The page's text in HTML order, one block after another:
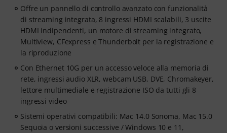
Offre un pannello di controllo avanzato con funzionalità
di streaming integrata, 8 ingressi HDMI scalabili, 3 uscite
HDMI indipendenti, un motore di streaming integrato,
Multiview, CFexpress e Thunderbolt per la registrazione e
la riproduzione
Con Ethernet 10G per un accesso veloce alla memoria di
rete, ingressi audio XLR, webcam USB, DVE, Chromakeyer,
lettore multimediale e registrazione ISO da tutti gli 8
ingressi video
Sistemi operativi compatibili: Mac 14.0 Sonoma, Mac 15.0
Sequoia o versioni successive / Windows 10 e 11,